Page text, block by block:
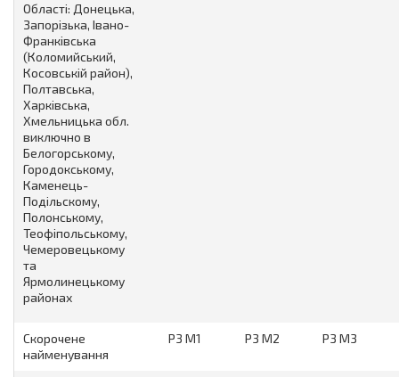
Області: Донецька,
Запорізька, Івано-
Франківська
(Коломийський,
Косовській район),
Полтавська,
Харківська,
Хмельницька обл.
виключно в
Белогорському,
Городокському,
Каменець-
Подільскому,
Полонському,
Теофіпольському,
Чемеровецькому
та
Ярмолинецькому
районах
Скорочене
найменування
Р3 М1 Р3 М2 Р3 М3